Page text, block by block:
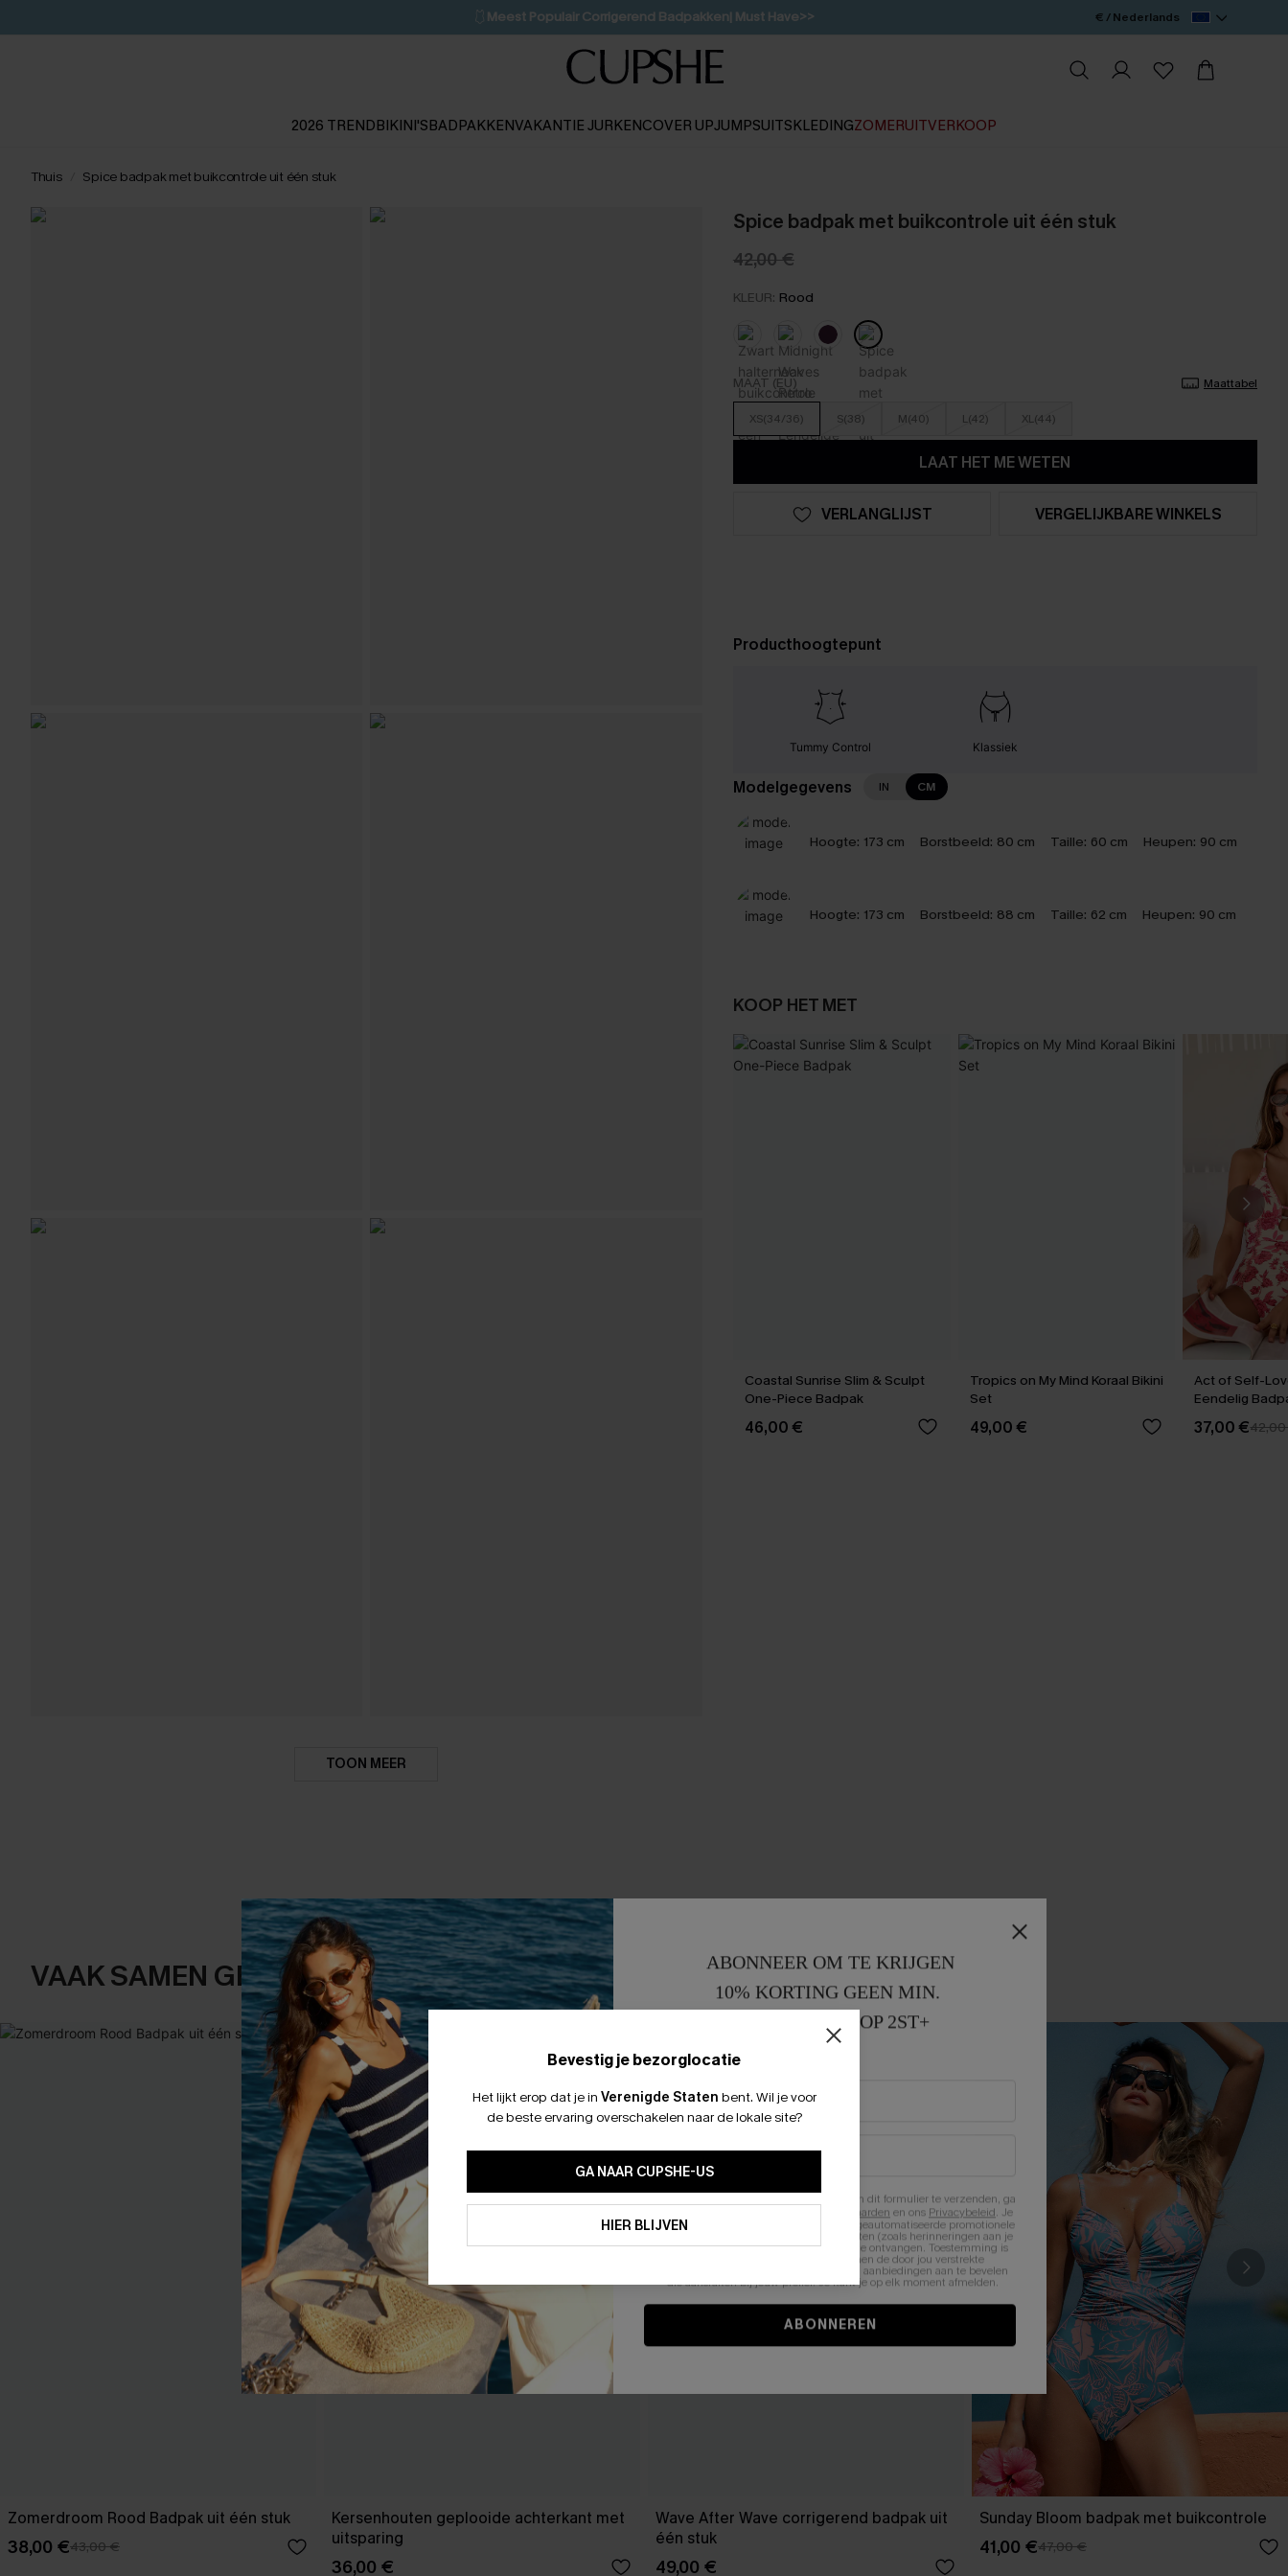
🩱 Meest Populair Corrigerend Badpakken| Must Have>>
💌Abonneer je & ontvang tot 15% korting>>
Koop 3, krijg 15% korting | CODE: SW15
€ / Nederlands
2026 TRENDBIKINI'SBADPAKKENVAKANTIE JURKENCOVER UPJUMPSUITSKLEDINGZOMERUITVERKOOP
Thuis Spice badpak met buikcontrole uit één stuk
TOON MEER
Spice badpak met buikcontrole uit één stuk
42,00 €
KLEUR: Rood
MAAT (EU) Maattabel
XS(34/36) S(38) M(40) L(42) XL(44)
LAAT HET ME WETEN
VERLANGLIJST VERGELIJKBARE WINKELS
Producthoogtepunt
Tummy Control Klassiek
Modelgegevens IN CM
Hoogte: 173 cm Borstbeeld: 80 cm Taille: 60 cm Heupen: 90 cm
Hoogte: 173 cm Borstbeeld: 88 cm Taille: 62 cm Heupen: 90 cm
KOOP HET MET
Coastal Sunrise Slim & Sculpt
One-Piece Badpak
46,00 €
Tropics on My Mind Koraal Bikini
Set
49,00 €
Act of Self-
Eendelig
37,00 €
VAAK SAMEN GEKOCHT
Zomerdroom Rood Badpak uit één stuk
38,00 €43,00 €
Kersenhouten geplooide achterkant met
uitsparing
36,00 €
Wave After Wave corrigerend badpak uit
één stuk
49,00 €
Sunday Bloom badpak met buikcontrole
41,00 €47,00 €
Bevestig je bezorglocatie
Het lijkt erop dat je in Verenigde Staten bent. Wil je voor
de beste ervaring overschakelen naar de lokale site?
GA NAAR CUPSHE-US
HIER BLIJVEN
ABONNEER OM TE KRIJGEN
10% KORTING GEEN MIN.
15% KORTING OP 2ST+
Door je contactgegevens in te vullen en dit formulier te verzenden, ga
Algemene Voorwaarden en ons Privacybeleid. Je
stemt er tevens mee in om herhaalde geautomatiseerde promotionele
en gepersonaliseerde marketingberichten (zoals herinneringen aan je
winkelwagen) en e-mails van Cupshe te ontvangen. Toestemming is
niet vereist voor een aankoop. We kunnen de door jou verstrekte
informatie gebruiken om producten en aanbiedingen aan te bevelen
die aansluiten bij jouw profiel. Je kunt je op elk moment afmelden.
ABONNEREN